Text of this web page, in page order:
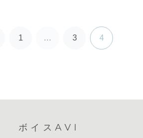
1 … 3 4
ボイスAVI